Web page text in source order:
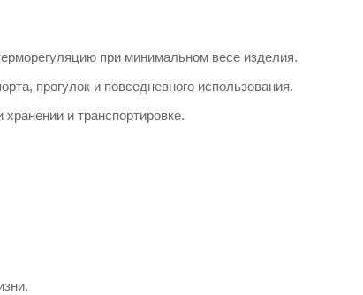
при минимальном весе изделия.
прогулок и повседневного использования.
и транспортировке.